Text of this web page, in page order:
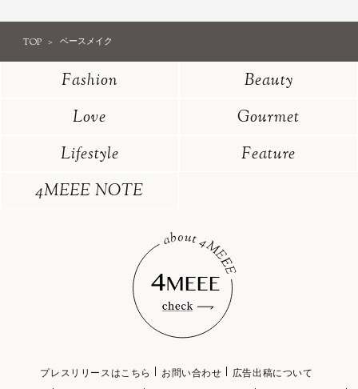
TOP ベースメイク
Fashion
Beauty
Love
Gourmet
Lifestyle
Feature
4MEEE NOTE
プレスリリースはこちら お問い合わせ
広告出稿について